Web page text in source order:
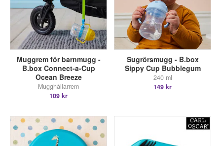
Muggrem för barnmugg -
B.box Connect-a-Cup
Ocean Breeze
Mugghållarrem
109 kr
Sugrörsmugg - B.box
Sippy Cup Bubblegum
240 ml
149 kr